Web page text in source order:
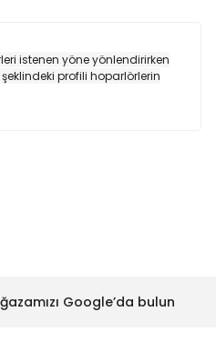
istenen yöne yönlendirirken
profili hoparlörlerin
Google’da bulun